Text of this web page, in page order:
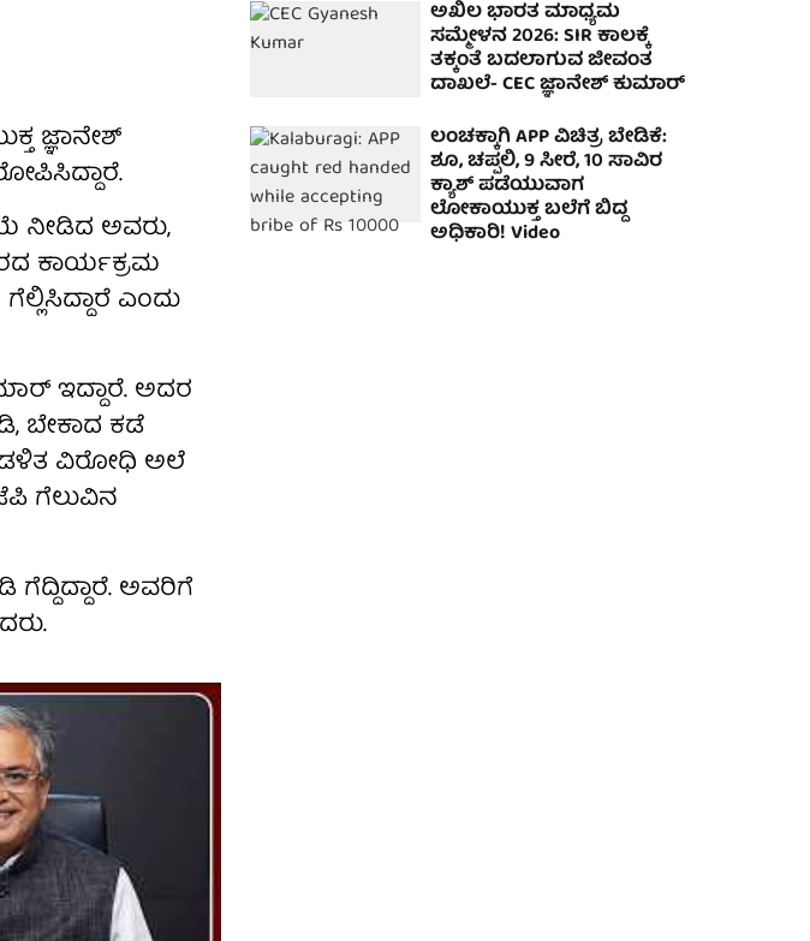
ಜ್ಞಾನೇಶ್
ನೀಡಿದ ಅವರು,
ಕಾರ್ಯಕ್ರಮ
ಎಂದು
ಇದ್ದಾರೆ. ಅದರ
ಬೇಕಾದ ಕಡೆ
ವಿರೋಧಿ ಅಲೆ
ಗೆಲುವಿನ
ಅವರಿಗೆ
ಅಖಿಲ ಭಾರತ ಮಾಧ್ಯಮ
ಸಮ್ಮೇಳನ 2026: SIR ಕಾಲಕ್ಕೆ
ತಕ್ಕಂತೆ ಬದಲಾಗುವ ಜೀವಂತ
ದಾಖಲೆ- CEC ಜ್ಞಾನೇಶ್ ಕುಮಾರ್
ಲಂಚಕ್ಕಾಗಿ APP ವಿಚಿತ್ರ ಬೇಡಿಕೆ:
ಶೂ, ಚಪ್ಪಲಿ, 9 ಸೀರೆ, 10 ಸಾವಿರ
ಕ್ಯಾಶ್ ಪಡೆಯುವಾಗ
ಲೋಕಾಯುಕ್ತ ಬಲೆಗೆ ಬಿದ್ದ
ಅಧಿಕಾರಿ! Video